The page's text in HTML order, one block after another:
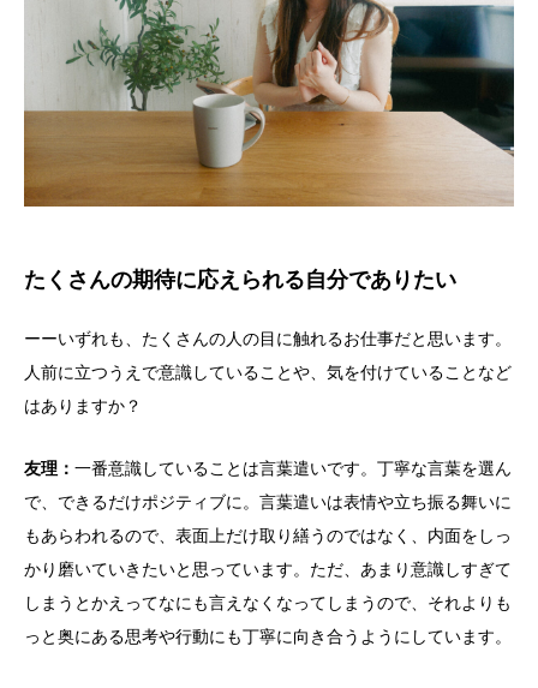
たくさんの期待に応えられる自分でありたい
ーーいずれも、たくさんの人の目に触れるお仕事だと思います。
人前に立つうえで意識していることや、気を付けていることなど
はありますか？
友理： 一番意識していることは言葉遣いです。丁寧な言葉を選ん
で、できるだけポジティブに。言葉遣いは表情や立ち振る舞いに
もあらわれるので、表面上だけ取り繕うのではなく、内面をしっ
かり磨いていきたいと思っています。ただ、あまり意識しすぎて
しまうとかえってなにも言えなくなってしまうので、それよりも
っと奥にある思考や行動にも丁寧に向き合うようにしています。